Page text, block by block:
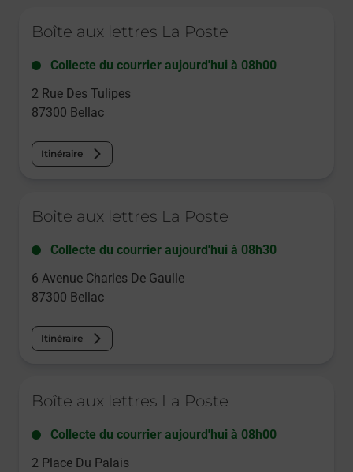
Boîte aux lettres La Poste
Collecte du courrier aujourd'hui à 08h00
2 Rue Des Tulipes
87300 Bellac
Itinéraire
Boîte aux lettres La Poste
Collecte du courrier aujourd'hui à 08h30
6 Avenue Charles De Gaulle
87300 Bellac
Itinéraire
Boîte aux lettres La Poste
Collecte du courrier aujourd'hui à 08h00
2 Place Du Palais